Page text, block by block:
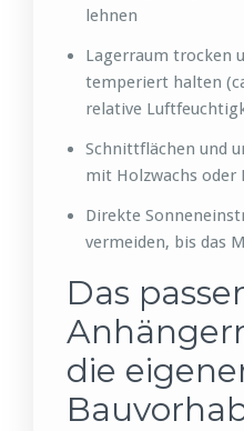
lehnen
Lagerraum trocken
temperiert halten
relative
Schnittflächen und
mit Holzwachs oder
Direkte
vermeiden, bis das
Das
die